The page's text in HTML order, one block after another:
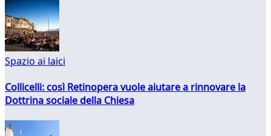
Spazio ai laici
Collicelli: così Retinopera vuole aiutare a rinnovare la
Dottrina sociale della Chiesa